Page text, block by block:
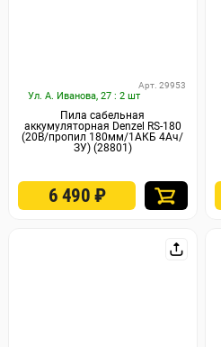
Ул. А. Иванова, 27 : 2 шт
Арт. 29953
Пила сабельная
аккумуляторная Denzel RS-180
(20В/пропил 180мм/1АКБ 4Ач/
ЗУ) (28801)
6 490 ₽